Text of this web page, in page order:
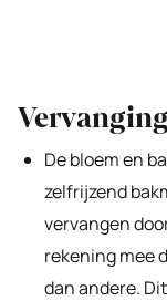
De bloem en
zelfrijzend
vervangen
rekening mee
dan andere.